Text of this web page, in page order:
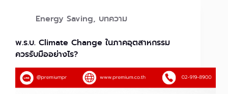
Energy Saving, บทความ
พ.ร.บ. Climate Change ในภาคอุตสาหกรรม
ควรรับมืออย่างไร?